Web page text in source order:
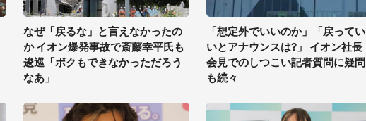
なぜ「戻るな」と言えなかったの
か イオン爆発事故で斎藤幸平氏も
逡巡「ボクもできなかっただろう
なあ」
「想定外でいいのか」「戻ってい
いとアナウンスは?」 イオン社長
会見でのしつこい記者質問に疑問
も続々